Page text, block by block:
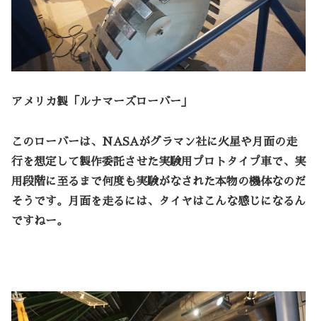
アメリカ製「ルナマーズローバー」
このローバーは、NASAがグラマン社に火星や月面の走
行を想定して製作委託させた実験用プロトタイプ車で、実
用段階に至るまで何度も実験がなされた本物の機体なのだ
そうです。月面を走るには、タイヤはこんな感じになるん
ですねー。